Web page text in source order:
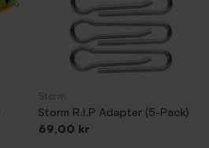
Storm R.I.P Adapter (5-Pack)
Pris
69,00 kr